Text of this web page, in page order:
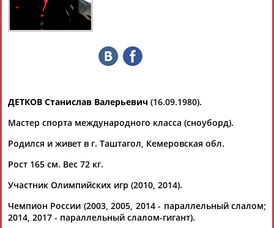
Тамилла
АБАСОВА
Рамазан
АБАЧАРАЕВ
Флюра
БУЛАТОВА
Татьяна
Акжана
Артур
АБДРАХМАНОВ
ДЕТКОВ Станислав Валерьевич (16.09.1980).
Мастер спорта международного класса (сноуборд).
Родился и живет в г. Таштагол, Кемеровская обл.
Рост 165 см. Вес 72 кг.
Участник Олимпийских игр (2010, 2014).
Чемпион России (2003, 2005, 2014 - параллельный слалом;
2014, 2017 - параллельный слалом-гигант).